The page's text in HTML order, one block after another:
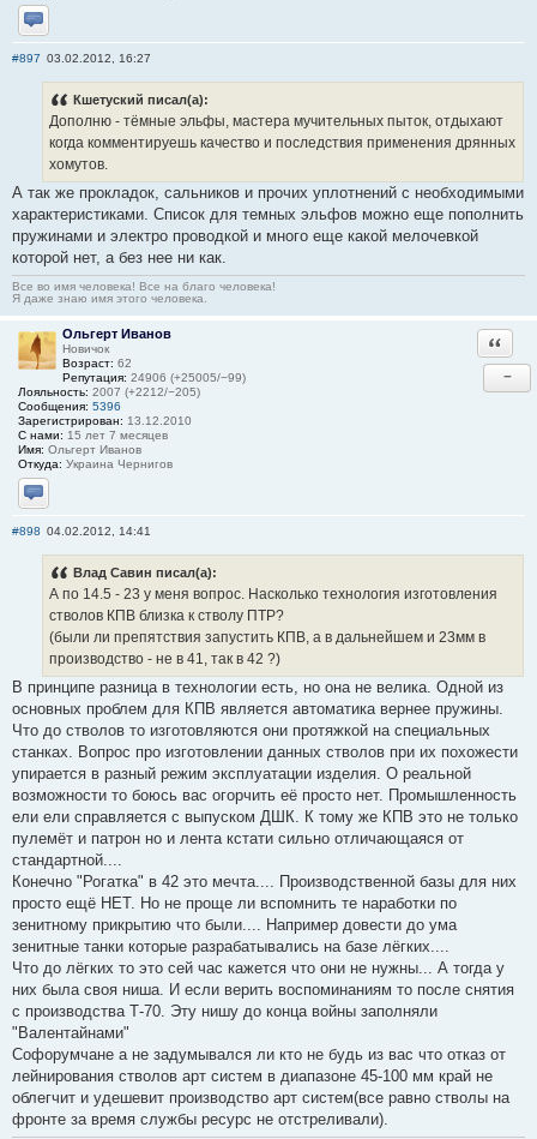
Отправить личное сообщение
#897 03.02.2012, 16:27
Кшетуский писал(а):
Дополню - тёмные эльфы, мастера мучительных пыток, отдыхают
когда комментируешь качество и последствия применения дрянных
хомутов.
А так же прокладок, сальников и прочих уплотнений с необходимыми
характеристиками. Список для темных эльфов можно еще пополнить
пружинами и электро проводкой и много еще какой мелочевкой
которой нет, а без нее ни как.
Все во имя человека! Все на благо человека!
Я даже знаю имя этого человека.
Ольгерт Иванов
Новичок
Возраст: 62
Репутация: 24906 (+25005/−99)
Лояльность: 2007 (+2212/−205)
Сообщения: 5396
Зарегистрирован: 13.12.2010
С нами: 15 лет 7 месяцев
Имя: Ольгерт Иванов
Откуда: Украина Чернигов
Отправить личное сообщение
−
#898 04.02.2012, 14:41
Влад Савин писал(а):
А по 14.5 - 23 у меня вопрос. Насколько технология изготовления
стволов КПВ близка к стволу ПТР?
(были ли препятствия запустить КПВ, а в дальнейшем и 23мм в
производство - не в 41, так в 42 ?)
В принципе разница в технологии есть, но она не велика. Одной из
основных проблем для КПВ является автоматика вернее пружины.
Что до стволов то изготовляются они протяжкой на специальных
станках. Вопрос про изготовлении данных стволов при их похожести
упирается в разный режим эксплуатации изделия. О реальной
возможности то боюсь вас огорчить её просто нет. Промышленность
ели ели справляется с выпуском ДШК. К тому же КПВ это не только
пулемёт и патрон но и лента кстати сильно отличающаяся от
стандартной....
Конечно "Рогатка" в 42 это мечта.... Производственной базы для них
просто ещё НЕТ. Но не проще ли вспомнить те наработки по
зенитному прикрытию что были.... Например довести до ума
зенитные танки которые разрабатывались на базе лёгких....
Что до лёгких то это сей час кажется что они не нужны... А тогда у
них была своя ниша. И если верить воспоминаниям то после снятия
с производства Т-70. Эту нишу до конца войны заполняли
"Валентайнами"
Софорумчане а не задумывался ли кто не будь из вас что отказ от
лейнирования стволов арт систем в диапазоне 45-100 мм край не
облегчит и удешевит производство арт систем(все равно стволы на
фронте за время службы ресурс не отстреливали).